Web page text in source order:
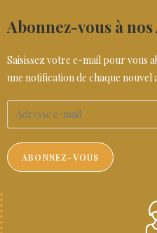
Abonnez-vous à
Saisissez votre e-mail pour vous
une notification de chaque nouvel
ABONNEZ-VOUS